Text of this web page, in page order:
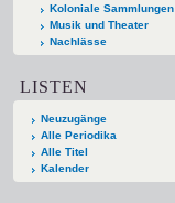
Koloniale Sammlungen
Musik und Theater
Nachlässe
LISTEN
Neuzugänge
Alle Periodika
Alle Titel
Kalender